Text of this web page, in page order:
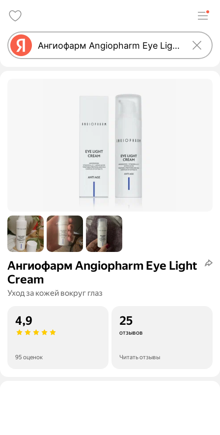
Ангиофарм Angiopharm Eye Light
Cream
Уход за кожей вокруг глаз
4,9
95 оценок
25
отзывов
Читать отзывы